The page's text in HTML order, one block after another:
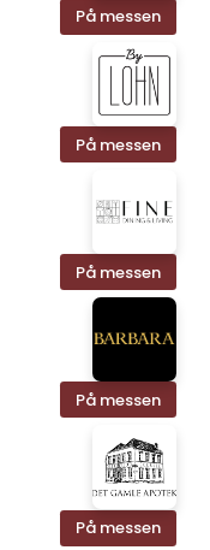
På messen
På messen
På messen
På messen
På messen